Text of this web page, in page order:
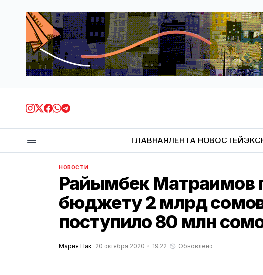
ГЛАВНАЯЛЕНТА НОВОСТЕЙ
НОВОСТИ
Райымбек Матраимов
бюджету 2 млрд
поступило 80 млн
Мария Пак 20 октября 2020 19:22 Обновлено